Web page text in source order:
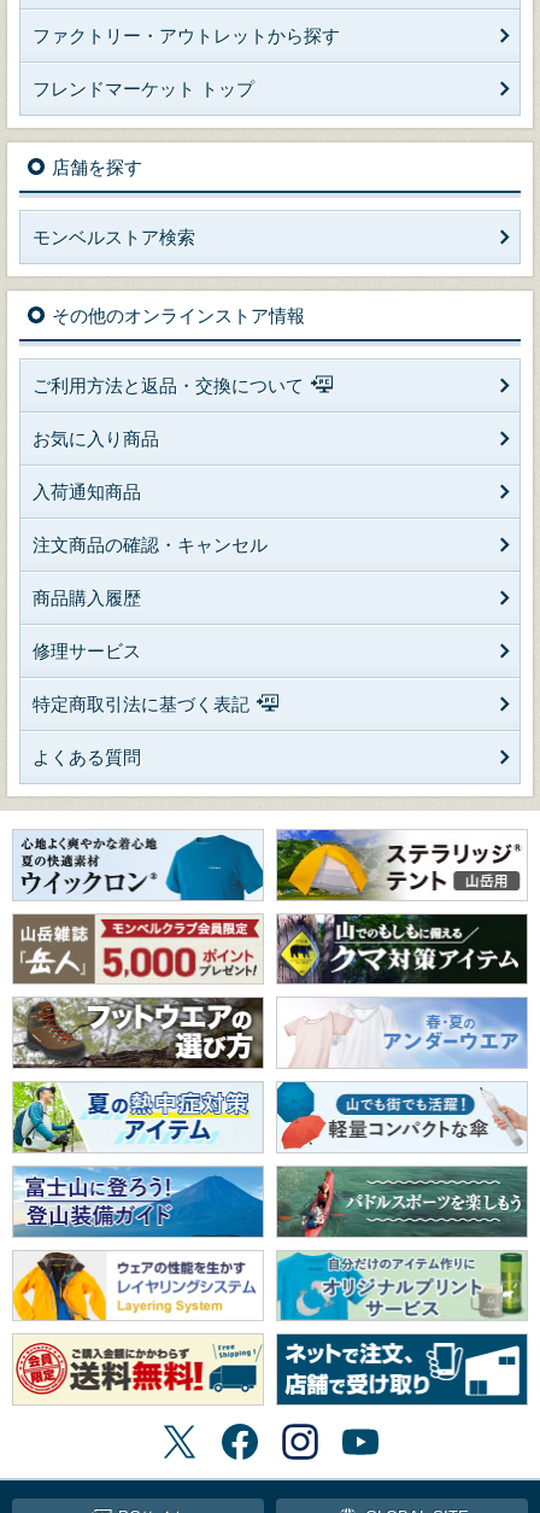
ファクトリー・アウトレットから探す
フレンドマーケット トップ
店舗を探す
モンベルストア検索
その他のオンラインストア情報
ご利用方法と返品・交換について
お気に入り商品
入荷通知商品
注文商品の確認・キャンセル
商品購入履歴
修理サービス
特定商取引法に基づく表記
よくある質問